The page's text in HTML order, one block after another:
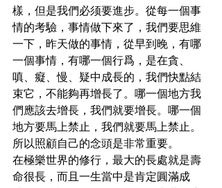
樣，但是我們必须要進步。從每一個事
情的考驗，事情做下來了，我們要思維
一下，昨天做的事情，從早到晚，有哪
一個事情，有哪一個行爲，是在貪、
嗔、癡、慢、疑中成長的，我們快點結
束它，不能夠再增長了。哪一個地方我
們應該去增長，我們就要增長。哪一個
地方要馬上禁止，我們就要馬上禁止。
所以照顧自己的念頭是非常重要。
在極樂世界的修行，最大的長處就是壽
命很長，而且一生當中是肯定圓滿成